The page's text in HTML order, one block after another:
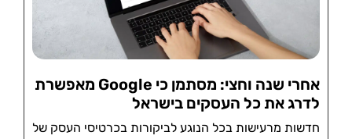
אחרי שנה וחצי: מסתמן כי Google מאפשרת
לדרג את כל העסקים בישראל
חדשות מרעישות בכל הנוגע לביקורות בכרטיסי העסק של